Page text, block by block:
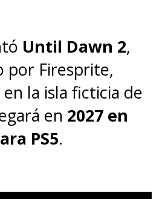
Until Dawn 2,
por Firesprite,
la isla ficticia de
en 2027 en
PS5.